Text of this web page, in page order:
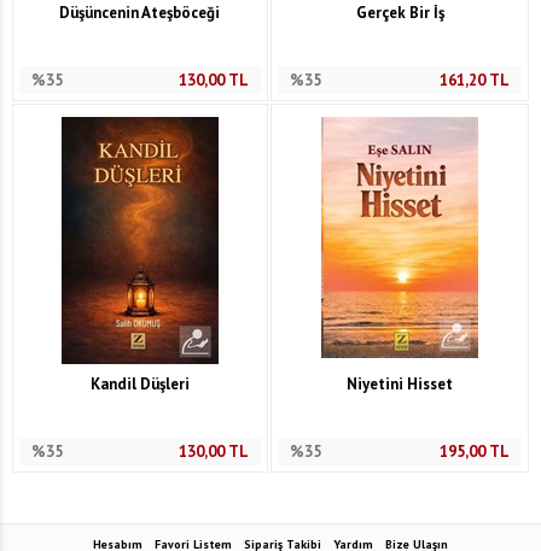
Düşüncenin Ateşböceği
%35 130,00TL
Gerçek Bir İş
%35 161,20TL
Kandil Düşleri
%35 130,00TL
Niyetini Hisset
%35 195,00TL
Hesabım Favori Listem Sipariş Takibi Yardım Bize Ulaşın